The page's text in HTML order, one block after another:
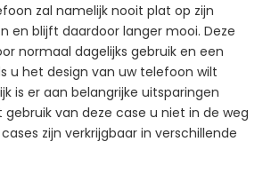
zal namelijk nooit plat op zijn
en blijft daardoor langer mooi. Deze
normaal dagelijks gebruik en een
u het design van uw telefoon wilt
is er aan belangrijke uitsparingen
van deze case u niet in de weg
zijn verkrijgbaar in verschillende